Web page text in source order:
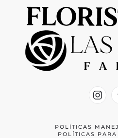
POLÍTICAS
POLÍTICAS PARA